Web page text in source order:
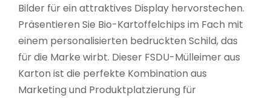
Bilder für ein attraktives Display hervorstechen.
Präsentieren Sie Bio-Kartoffelchips im Fach mit
einem personalisierten bedruckten Schild, das
für die Marke wirbt. Dieser FSDU-Mülleimer aus
Karton ist die perfekte Kombination aus
Marketing und Produktplatzierung für